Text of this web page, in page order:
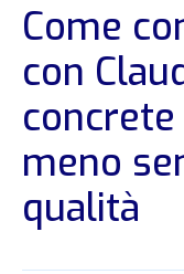
Come
con
meno
qualità